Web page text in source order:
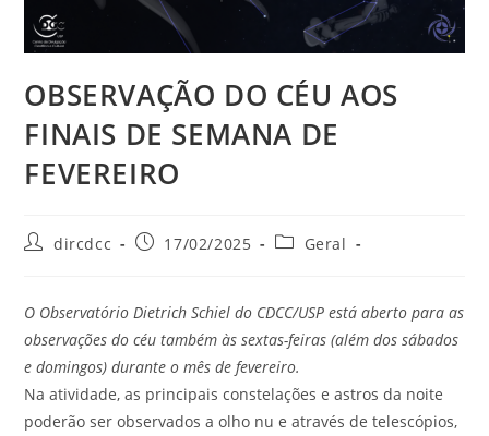
OBSERVAÇÃO DO CÉU AOS
FINAIS DE SEMANA DE
FEVEREIRO
dircdcc 17/02/2025 Geral
O Observatório Dietrich Schiel do CDCC/USPestá aberto para as
observações do céu também às sextas-feiras (além dos sábados
e domingos) durante o mês de fevereiro.
Na atividade, as principais constelações e astros da noite
poderão ser observados a olho nu e através de telescópios,